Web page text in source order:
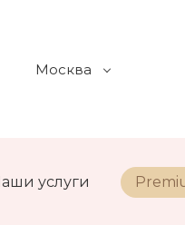
Москва
услуги